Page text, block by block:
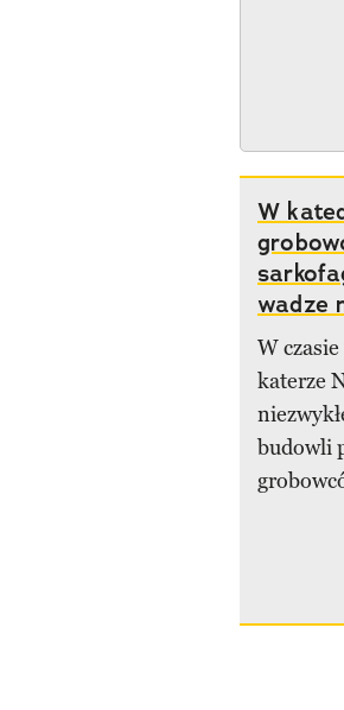
W
wadze
W
katerze
budowli